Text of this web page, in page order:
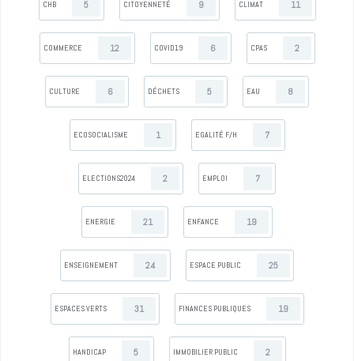
CHB 5 CITOYENNETÉ 9 CLIMAT 11
COMMERCE 12 COVID19 6 CPAS 2
CULTURE 6 DÉCHETS 5 EAU 8
ECOSOCIALISME 1 EGALITÉ F/H 7
ELECTIONS2024 2 EMPLOI 7
ENERGIE 21 ENFANCE 19
ENSEIGNEMENT 24 ESPACE PUBLIC 25
ESPACES VERTS 31 FINANCES PUBLIQUES 19
HANDICAP 5 IMMOBILIER PUBLIC 2